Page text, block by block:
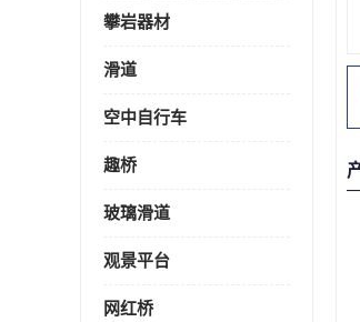
攀岩器材
滑道
空中自行车
趣桥
玻璃滑道
观景平台
网红桥